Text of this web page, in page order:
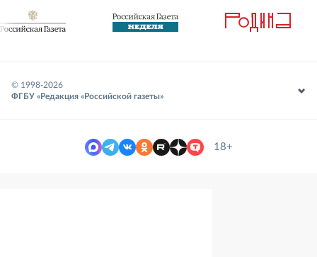
© 1998-2026
ФГБУ «Редакция «Российской газеты»
18+